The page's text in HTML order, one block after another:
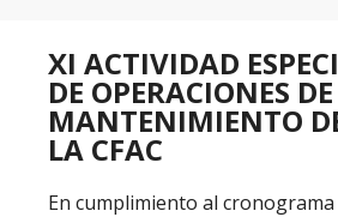
XI ACTIVIDAD
DE OPERACIONES DE
MANTENIMIENTO
LA CFAC
En cumplimiento al